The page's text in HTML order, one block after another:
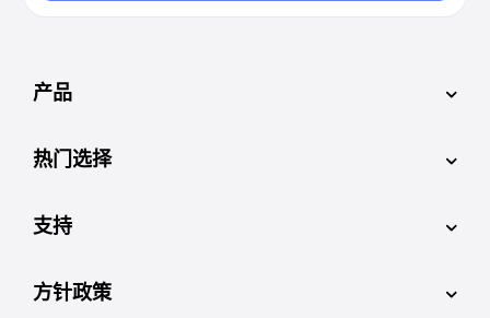
产品
热门选择
支持
方针政策